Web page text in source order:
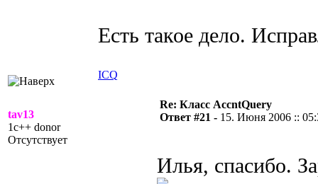
Есть такое дело.
ICQ
tav13
1c++ donor
Отсутствует
Re: Класс AccntQuery
Ответ #21 - 15. Июня 2006 ::
Илья, спасибо.